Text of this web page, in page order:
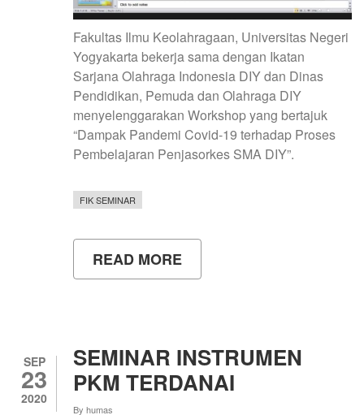
Fakultas Ilmu Keolahragaan, Universitas Negeri
Yogyakarta bekerja sama dengan Ikatan
Sarjana Olahraga Indonesia DIY dan Dinas
Pendidikan, Pemuda dan Olahraga DIY
menyelenggarakan Workshop yang bertajuk
“Dampak Pandemi Covid-19 terhadap Proses
Pembelajaran Penjasorkes SMA DIY”.
FIK SEMINAR
READ MORE
PENDIDIKAN
WORKSHOP
BAGI
GURU
PENJAS
SEP
23
2020
SEMINAR INSTRUMEN
PKM TERDANAI
By humas